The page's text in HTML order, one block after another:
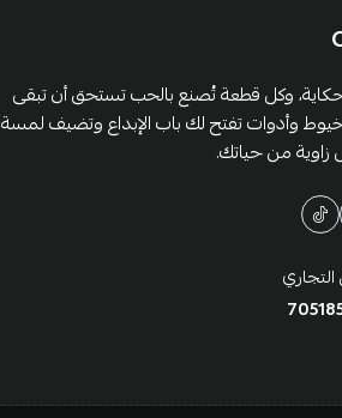
وكل قطعة تُصنع بالحب تستحق أن تبقى
وأدوات تفتح لك باب الإبداع وتضيف لمسة
من حياتك.